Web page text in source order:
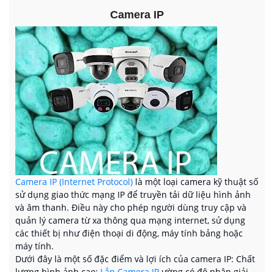
Chất lượng hình ảnh cao: Camera WiFi hiện nay thường có
độ phân giải cao, từ HD (High Definition) cho đến Full HD
hoặc thậm chí 4K. Điều này đảm bảo hình ảnh và video ghi
lại rõ nét và chi tiết.
Tích hợp tính năng thông minh: Một số camera WiFi có tích
hợp các tính năng thông minh như nhận diện khuôn mặt,
theo dõi chuyển động, cảnh báo khi phát hiện âm thanh
hoặc chuyển động bất thường. Điều này giúp tăng cường
tính an ninh và giám sát.
Lưu trữ đám mây: Một số camera WiFi hỗ trợ lưu trữ đám
mây, cho phép người dùng lưu trữ và truy cập lại các đoạn
video đã ghi lại thông qua các dịch vụ đám mây. Điều này
giúp người dùng không cần phải lưu trữ dữ liệu trên thiết
bị cục bộ.
Camera WiFi đã trở thành một lựa chọn phổ biến trong các
ứng dụng giám sát gia đình, văn phòng, cửa hàng, nhà kho
và nhiều nơi khác, nhờ tính tiện lợi và khả năng kết nối
mạng linh hoạt.
Camera IP
Camera IP (Internet Protocol) là một loại camera kỹ thuật số
sử dụng giao thức mạng IP để truyền tải dữ liệu hình ảnh
và âm thanh. Điều này cho phép người dùng truy cập và
quản lý camera từ xa thông qua mạng internet, sử dụng
các thiết bị như điện thoại di động, máy tính bảng hoặc
máy tính.
Dưới đây là một số đặc điểm và lợi ích của camera IP: Chất